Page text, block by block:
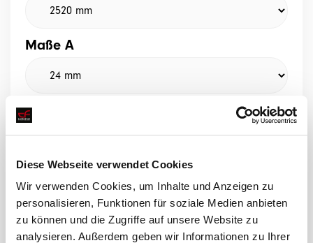
Diese Webseite verwendet Cookies
Wir verwenden Cookies, um Inhalte und Anzeigen zu
personalisieren, Funktionen für soziale Medien anbieten
zu können und die Zugriffe auf unsere Website zu
analysieren. Außerdem geben wir Informationen zu Ihrer
Maße A
Maße D
Ein Angebot anfragen